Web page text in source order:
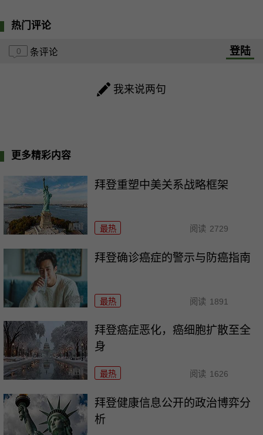
热门评论
0 条评论 登陆
我来说两句
更多精彩内容
拜登重塑中美关系战略框架
最热 阅读 2729
拜登确诊癌症的警示与防癌指南
最热 阅读 1891
拜登癌症恶化，癌细胞扩散至全
身
最热 阅读 1626
拜登健康信息公开的政治博弈分
析